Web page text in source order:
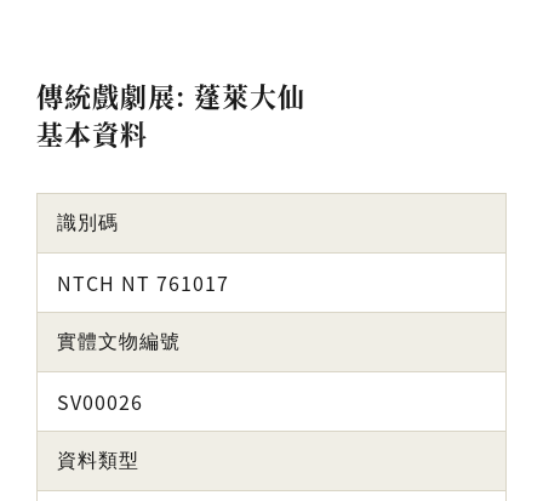
傳統戲劇展: 蓬萊大仙
基本資料
識別碼
NTCH NT 761017
實體文物編號
SV00026
資料類型